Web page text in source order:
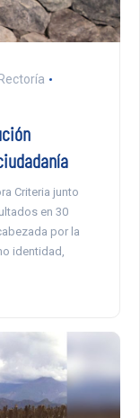
Criteria junto
en 30
por la
identidad,